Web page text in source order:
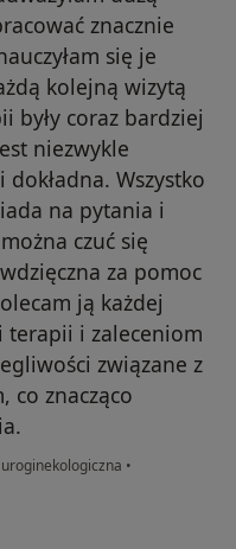
znacznie
się je
kolejną wizytą
były coraz bardziej
niezwykle
Wszystko
na pytania i
czuć się
za pomoc
ją każdej
terapii i zaleceniom
związane z
co znacząco
•